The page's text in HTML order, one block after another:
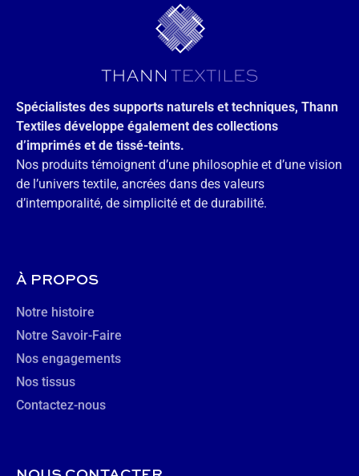
Spécialistes des supports naturels et techniques, Thann
Textiles développe également des collections
d’imprimés et de tissé-teints.
Nos produits témoignent d’une philosophie et d’une vision
de l’univers textile, ancrées dans des valeurs
d’intemporalité, de simplicité et de durabilité.
À PROPOS
Notre histoire
Notre Savoir-Faire
Nos engagements
Nos tissus
Contactez-nous